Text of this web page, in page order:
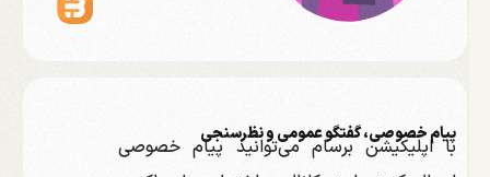
پیام خصوصی، گفتگو عمومی و نظرسنجی
با اپلیکیشن برسام می‌توانید پیام خصوصی